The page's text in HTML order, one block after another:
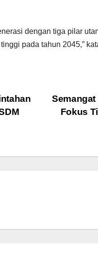
dengan tiga pilar
pada tahun 2045,”
Fokus